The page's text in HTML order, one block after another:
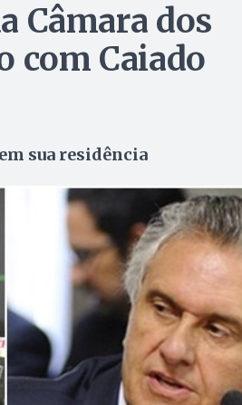
Câmara dos
com Caiado
sua residência